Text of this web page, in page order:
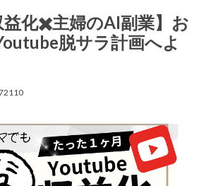
益化✖️主婦のAI副業】お
脱サラ計画へよ